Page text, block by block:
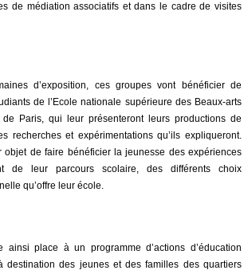
de médiation associatifs et dans le cadre de visites
d’exposition, ces groupes vont bénéficier de
de l’Ecole nationale supérieure des Beaux-arts
Paris, qui leur présenteront leurs productions de
recherches et expérimentations qu’ils expliqueront.
objet de faire bénéficier la jeunesse des expériences
de leur parcours scolaire, des différents choix
qu’offre leur école.
ainsi place à un programme d’actions d’éducation
destination des jeunes et des familles des quartiers